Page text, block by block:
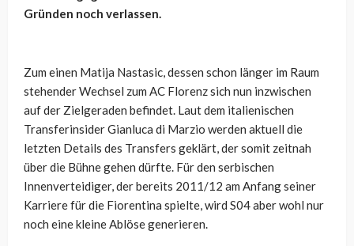
Gründen noch verlassen.
Zum einen Matija Nastasic, dessen schon länger im Raum
stehender Wechsel zum AC Florenz sich nun inzwischen
auf der Zielgeraden befindet. Laut dem italienischen
Transferinsider Gianluca di Marzio werden aktuell die
letzten Details des Transfers geklärt, der somit zeitnah
über die Bühne gehen dürfte. Für den serbischen
Innenverteidiger, der bereits 2011/12 am Anfang seiner
Karriere für die Fiorentina spielte, wird S04 aber wohl nur
noch eine kleine Ablöse generieren.